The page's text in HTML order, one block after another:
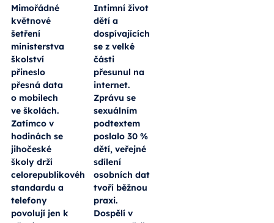
Mimořádné
květnové
šetření
ministerstva
školství
přineslo
přesná data
o mobilech
ve školách.
Zatímco v
hodinách se
jihočeské
školy drží
celorepublikového
standardu a
telefony
povolují jen k
Intimní život
dětí a
dospívajících
se z velké
části
přesunul na
internet.
Zprávu se
sexuálním
podtextem
poslalo 30 %
dětí, veřejné
sdílení
osobních dat
tvoří běžnou
praxi.
Dospělí v